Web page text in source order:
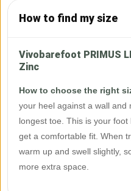
How to find my size
Vivobarefoot PRIMUS
Zinc
How to choose the right
your heel against a wall and
longest toe. This is your
get a comfortable fit. When
warm up and swell slightly,
more extra space.